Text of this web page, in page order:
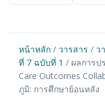
หน้าหลัก / วารสาร / ว
ที่ 7 ฉบับที่ 1 / ผลการป
Care Outcomes
ภูมิ: การศึกษาย้อนหลัง